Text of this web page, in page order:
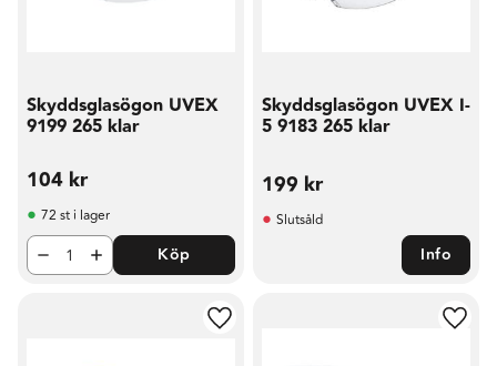
Skyddsglasögon UVEX
9199 265 klar
104 kr
72 st i lager
Köp
Skyddsglasögon UVEX I-
5 9183 265 klar
199 kr
Slutsåld
Info
Lägg till i favoriter